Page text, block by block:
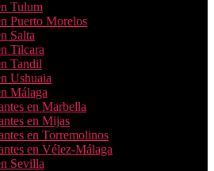
Tulum
Puerto Morelos
Salta
Tilcara
Tandil
Ushuaia
Málaga
en Marbella
en Mijas
en Torremolinos
en Vélez-Málaga
Sevilla